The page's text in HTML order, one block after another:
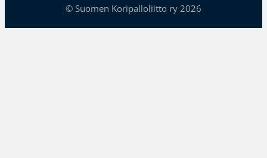
© Suomen Koripalloliitto ry 2026